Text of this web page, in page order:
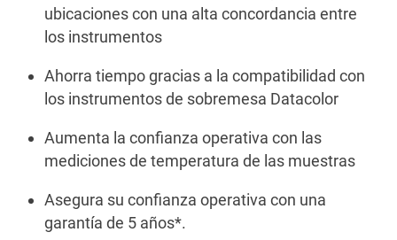
ubicaciones con una alta concordancia entre
los instrumentos
Ahorra tiempo gracias a la compatibilidad con
los instrumentos de sobremesa Datacolor
Aumenta la confianza operativa con las
mediciones de temperatura de las muestras
Asegura su confianza operativa con una
garantía de 5 años*.